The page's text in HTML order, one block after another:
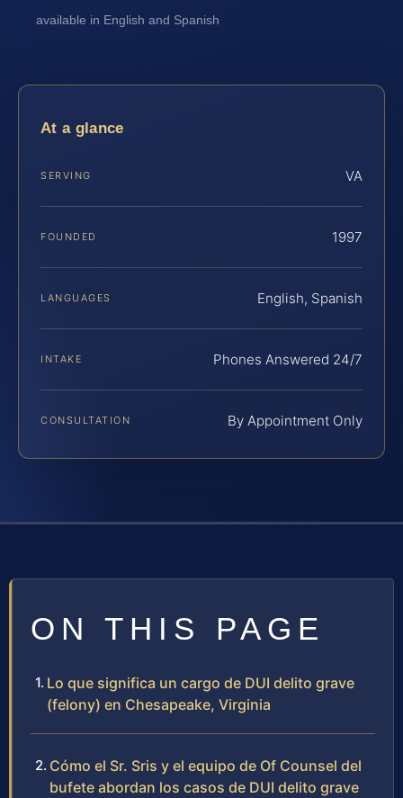
available in English and Spanish
At a glance
SERVING VA
FOUNDED 1997
LANGUAGES English, Spanish
INTAKE Phones Answered 24/7
CONSULTATION By Appointment Only
ON THIS PAGE
Lo que significa un cargo de DUI delito grave
(felony) en Chesapeake, Virginia
Cómo el Sr. Sris y el equipo de Of Counsel del
bufete abordan los casos de DUI delito grave